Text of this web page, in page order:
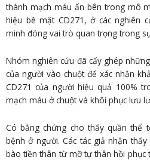
thành mạch máu ẩn bên trong mô
hiệu bề mặt CD271, ở các nghiên
minh đóng vai trò quan trọng trong
Nhóm nghiên cứu đã cấy ghép
của người vào chuột để xác nhận
CD271 của người hiệu quả 100%
mạch máu ở chuột và khôi phục lưu
Có bằng chứng cho thấy quần thể
bệnh ở người. Các tác giả nhận
bào tiền thân từ mỡ tự thân hồi phục